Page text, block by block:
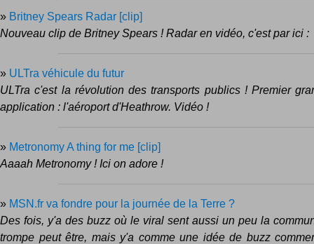
» Britney Spears Radar [clip]
Nouveau clip de Britney Spears ! Radar en vidéo, c'est par ici :
» ULTra véhicule du futur
ULTra c'est la révolution des transports publics ! Premier
application : l'aéroport d'Heathrow. Vidéo !
» Metronomy A thing for me [clip]
Aaaah Metronomy ! Ici on adore !
» MSN.fr va fondre pour la journée de la Terre ?
Des fois, y'a des buzz où le viral sent aussi un peu la
trompe peut être, mais y'a comme une idée de buzz